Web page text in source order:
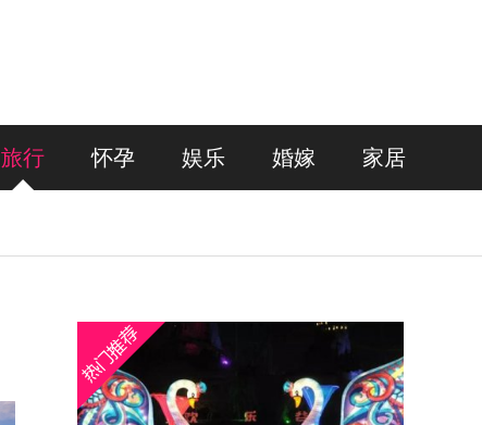
旅行 怀孕 娱乐 婚嫁 家居